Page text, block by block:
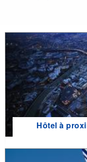
Hôtel à